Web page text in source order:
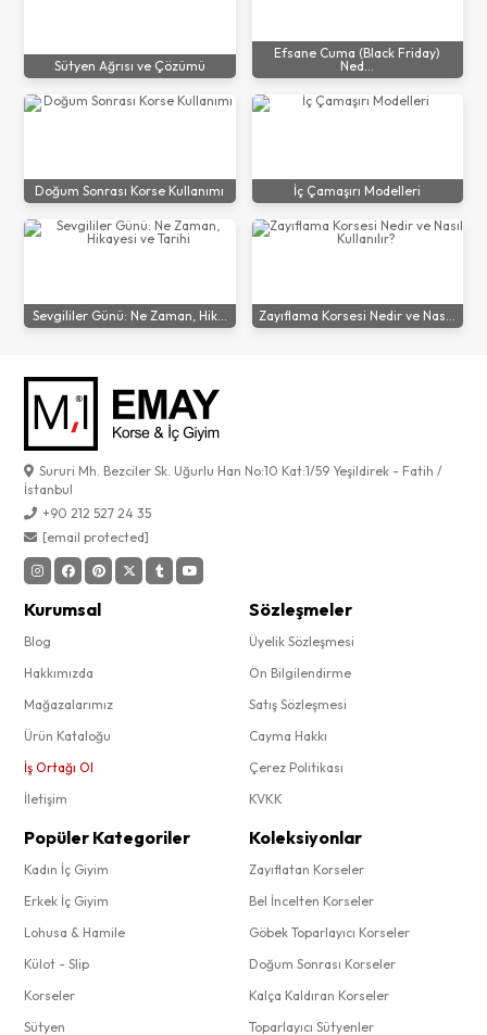
Sütyen Ağrısı ve Çözümü
Efsane Cuma (Black Friday)
Ned...
Doğum Sonrası Korse Kullanımı İç Çamaşırı Modelleri
Sevgililer Günü: Ne Zaman, Hik... Zayıflama Korsesi Nedir ve Nas...
Sururi Mh. Bezciler Sk. Uğurlu Han No:10 Kat:1/59 Yeşildirek - Fatih /
İstanbul
+90 212 527 24 35
[email protected]
Kurumsal
Blog
Hakkımızda
Mağazalarımız
Ürün Kataloğu
İş Ortağı Ol
İletişim
Sözleşmeler
Üyelik Sözleşmesi
Ön Bilgilendirme
Satış Sözleşmesi
Cayma Hakkı
Çerez Politikası
KVKK
Popüler Kategoriler
Kadın İç Giyim
Erkek İç Giyim
Lohusa & Hamile
Külot - Slip
Korseler
Sütyen
Koleksiyonlar
Zayıflatan Korseler
Bel İncelten Korseler
Göbek Toparlayıcı Korseler
Doğum Sonrası Korseler
Kalça Kaldıran Korseler
Toparlayıcı Sütyenler